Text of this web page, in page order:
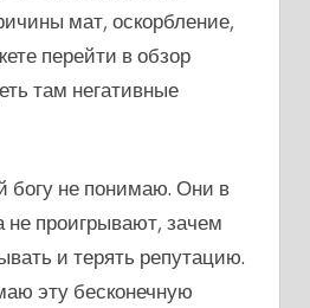
мат, оскорбление,
перейти в обзор
там негативные
богу не понимаю. Они в
не проигрывают, зачем
и терять репутацию.
эту бесконечную